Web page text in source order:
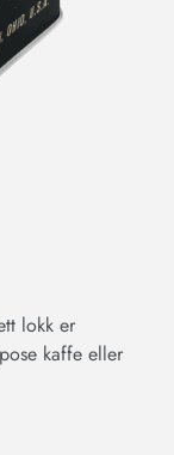
lokk er
kaffe eller